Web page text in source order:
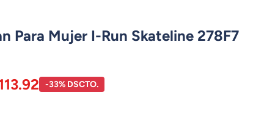
Para Mujer I-Run Skateline 278F7
-33% DSCTO.